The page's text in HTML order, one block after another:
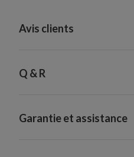
Avis clients
Q & R
Garantie et assistance